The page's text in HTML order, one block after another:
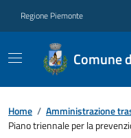
Regione Piemonte
Comune
Home / Amministrazione
Piano triennale per la